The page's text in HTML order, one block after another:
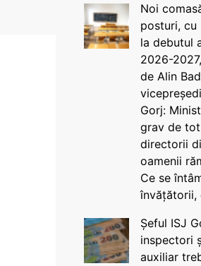
Noi
posturi, cu
la debutul
2026-
de Alin
Gorj:
grav de
directorii
oamenii
Ce se
învățătorii,
Șeful ISJ
inspectori
auxiliar